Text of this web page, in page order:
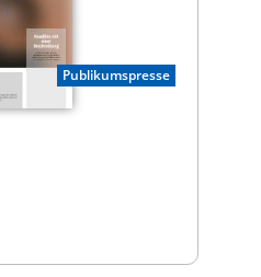
Publikumspresse